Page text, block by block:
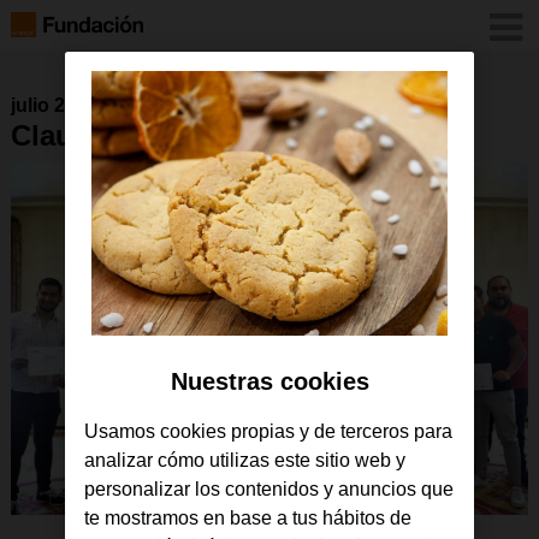
julio 2018
Clausura curso de fibra en Jerez
Nuestras cookies
Usamos cookies propias y de terceros para
analizar cómo utilizas este sitio web y
personalizar los contenidos y anuncios que
te mostramos en base a tus hábitos de